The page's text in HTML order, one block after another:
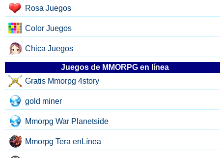
Rosa Juegos
Color Juegos
Chica Juegos
Juegos de MMORPG en línea
Gratis Mmorpg 4story
gold miner
Mmorpg War Planetside
Mmorpg Tera enLínea